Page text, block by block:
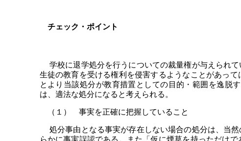
チェック・ポイント
学校に退学処分を行うについての裁量権が与えられて
生徒の教育を受ける権利を侵害するようなことがあっ
とより当該処分が教育措置としての目的・範囲を逸脱
は、適法な処分になると考えられる。
（１） 事実を正確に把握していること
処分事由となる事実が存在しない場合の処分は、当然
らかに事実誤認である。また「仮に煙草を持っただけ